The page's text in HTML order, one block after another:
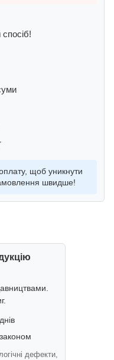
щоб уникнути
швидше!
дефекти,